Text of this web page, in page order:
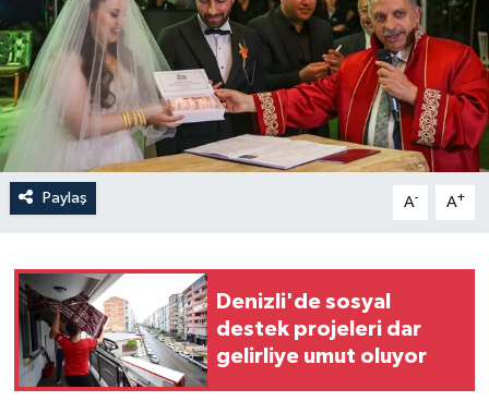
Paylaş A- A+
Denizli'de sosyal
destek projeleri dar
gelirliye umut oluyor